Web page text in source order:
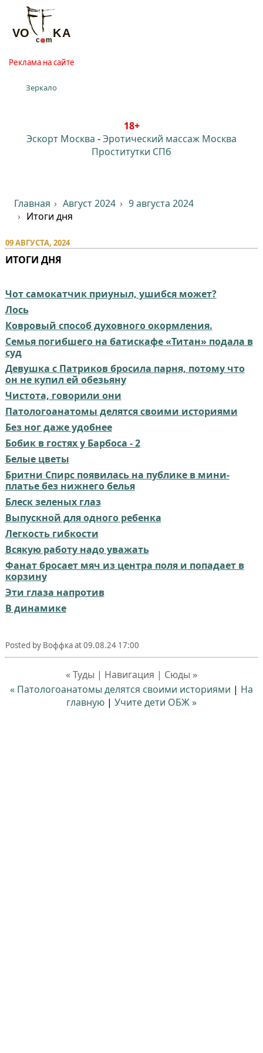
Реклама на сайте
Зеркало
18+
Эскорт Москва -Эротический массаж Москва
Проститутки СПб
Главная Август 2024
9 августа 2024
Итоги дня
09 АВГУСТА, 2024
ИТОГИ ДНЯ
Чот самокатчик приуныл, ушибся может?
Лось
Ковровый способ духовного окормления.
Семья погибшего на батискафе «Титан» подала в
суд
Девушка с Патриков бросила парня, потому что
он не купил ей обезьяну
Чистота, говорили они⁠⁠
Патологоанатомы делятся своими историями
Без ног даже удобнее
Бобик в гостях у Барбоса - 2
Белые цветы
Бритни Спирс появилась на публике в мини-
платье без нижнего белья
Блеск зеленых глаз
Выпускной для одного ребенка
Легкость гибкости
Всякую работу надо уважать
Фанат бросает мяч из центра поля и попадает в
корзину
Эти глаза напротив
В динамике
Posted by Воффкаat09.08.24 17:00
« Туды | Навигация | Сюды »
« Патологоанатомы делятся своими историями | На
главную | Учите дети ОБЖ »